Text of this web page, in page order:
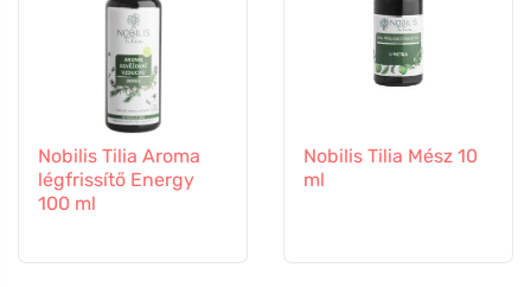
Nobilis Tilia Aroma
légfrissítő Energy
100 ml
Nobilis Tilia Mész 10
ml